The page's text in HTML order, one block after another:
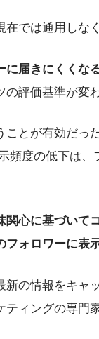
では通用しな
届きにくくな
評価基準が変
とが有効だっ
頻度の低下は
心に基づいて
ォロワーに表
の情報をキャ
ィングの専門